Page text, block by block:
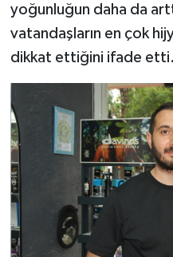
yoğunluğun daha da
vatandaşların en çok
dikkat ettiğini ifade etti.